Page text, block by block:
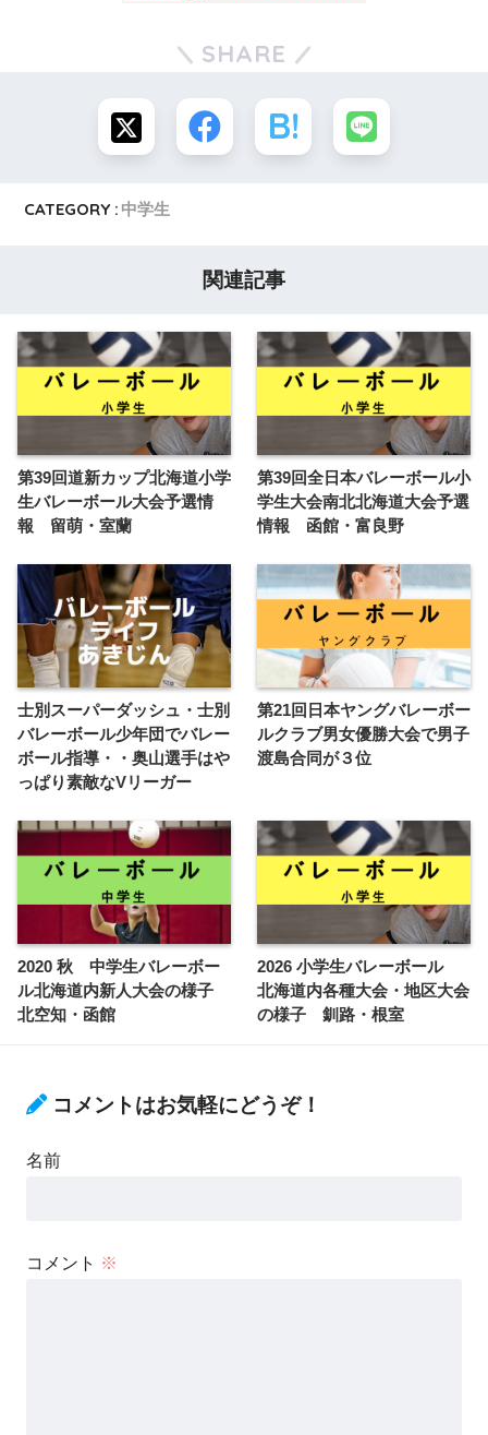
SHARE
CATEGORY : 中学生
関連記事
第39回道新カップ北海道小学
生バレーボール大会予選情
報 留萌・室蘭
第39回全日本バレーボール小
学生大会南北北海道大会予選
情報 函館・富良野
士別スーパーダッシュ・士別
バレーボール少年団でバレー
ボール指導・・奥山選手はや
っぱり素敵なVリーガー
第21回日本ヤングバレーボー
ルクラブ男女優勝大会で男子
渡島合同が３位
2020 秋 中学生バレーボー
ル北海道内新人大会の様子
北空知・函館
2026 小学生バレーボール
北海道内各種大会・地区大会
の様子 釧路・根室
コメントはお気軽にどうぞ！
名前
コメント ※